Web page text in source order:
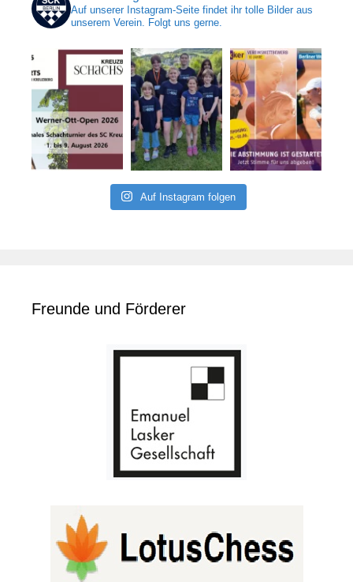
Auf unserer Instagram-Seite findet ihr tolle Bilder aus
unserem Verein. Folgt uns gerne.
Auf Instagram folgen
Freunde und Förderer